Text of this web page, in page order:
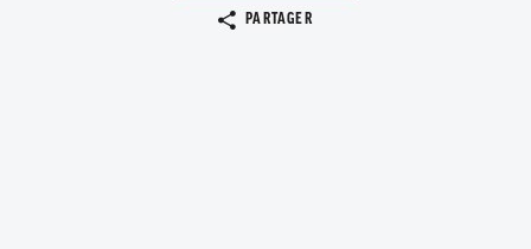
PARTAGER